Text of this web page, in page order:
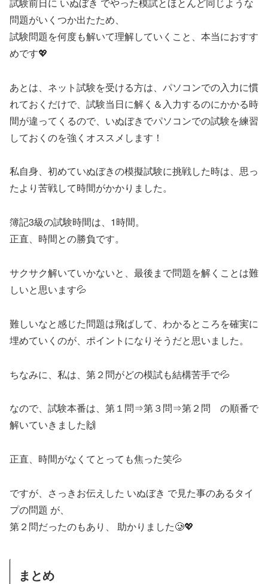
問題がいくつか出たため、
試験問題を何度も解いて理解していくこと、本当におすす
めです💖
あとは、ネット試験を受ける方は、パソコンでの入力に慣
れておくだけで、試験当日に解く＆入力するのにかかる時
間が違ってくるので、いぬぼきでパソコンでの試験を練習
しておくのを強くオススメします！
私自身、初めていぬぼきの模擬試験に挑戦した時は、思っ
たより苦戦して時間がかかりました。
簿記3級の試験時間は、1時間。
正直、時間との勝負です。
サクサク解いていかないと、最後まで問題を解くことは難
しいと思います💦
難しいなと感じた問題は飛ばして、わかるところを確実に
埋めていくのが、ポイントになりそうだと思いました。
ちなみに、私は、第２問がどの模試も結構苦手で💦
なので、試験本番は、第１問⇒第３問⇒第２問 の順番で
解いていきました🙌
正直、時間がなくてとっても焦った笑💦
ですが、さっきお伝えした いぬぼき で見た事のあるタイ
プの問題 が、
第２問だったのもあり、 助かりました🥲💖
まとめ